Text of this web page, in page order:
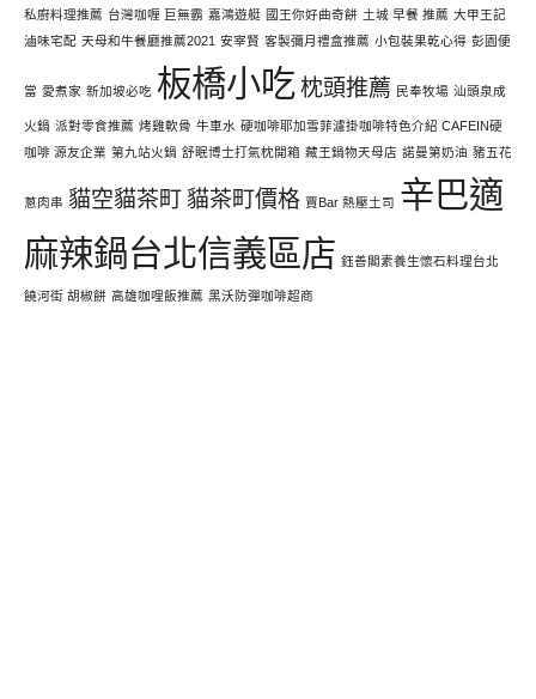
私廚料理推薦 台灣咖喱 巨無霸 嘉鴻遊艇 國王你好曲奇餅 土城 早餐 推薦 大甲王記
滷味宅配 天母和牛餐廳推薦2021 安宰賢 客製彌月禮盒推薦 小包裝果乾心得 彭園便
當 愛煮家 新加坡必吃 板橋小吃枕頭推薦 民奉牧場 汕頭泉成
火鍋 派對零食推薦 烤雞軟骨 牛車水 硬咖啡耶加雪菲濾掛咖啡特色介紹 CAFEIN硬
咖啡 源友企業 第九站火鍋 舒眠博士打氣枕開箱 藏王鍋物天母店 諾曼第奶油 豬五花
蔥肉串 貓空貓茶町貓茶町價格 賈Bar 熱壓土司 辛巴適
麻辣鍋台北信義區店 鈺善閣素養生懷石料理台北
饒河街 胡椒餅 高雄咖哩飯推薦 黑沃防彈咖啡超商